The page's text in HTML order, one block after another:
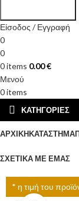
Είσοδος / Εγγραφή
0
0
0items 0.00€
Μενού
0items
ΚΑΤΗΓΟΡΊΕΣ
ΑΡΧΙΚΉΚΑΤΆΣΤΗΜΑ
ΣΧΕΤΙΚΆ ΜΕ ΕΜΆΣ
* η τιμή του